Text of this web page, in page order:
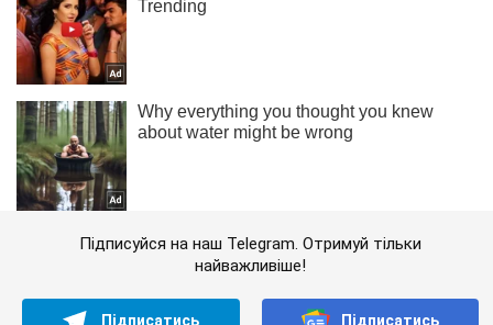
Підписуйся на наш Telegram. Отримуй тільки
найважливіше!
Підписатись Підписатись